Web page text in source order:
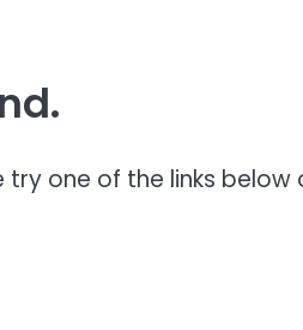
one of the links below